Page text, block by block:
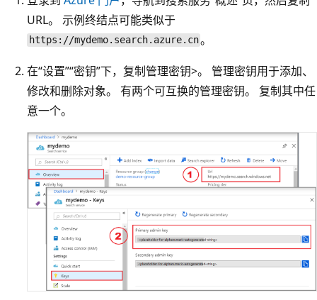
URL。 示例终结点可能类似于
https://mydemo.search.azure.cn。
在“设置”“密钥”下，复制管理密钥>。 管理密钥用于添加、
修改和删除对象。 有两个可互换的管理密钥。 复制其中任
意一个。